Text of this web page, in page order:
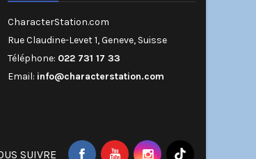
CharacterStation.com
Rue Claudine-Levet 1, Geneve, Suisse
Téléphone: 022 731 17 33
Email: info@characterstation.com
SUIVRE